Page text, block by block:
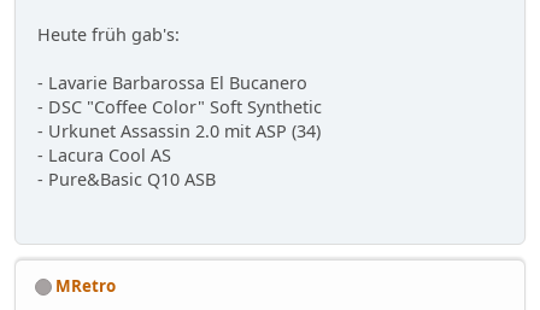
Heute früh gab's:
- Lavarie Barbarossa El Bucanero
- DSC "Coffee Color" Soft Synthetic
- Urkunet Assassin 2.0 mit ASP (34)
- Lacura Cool AS
- Pure&Basic Q10 ASB
MRetro